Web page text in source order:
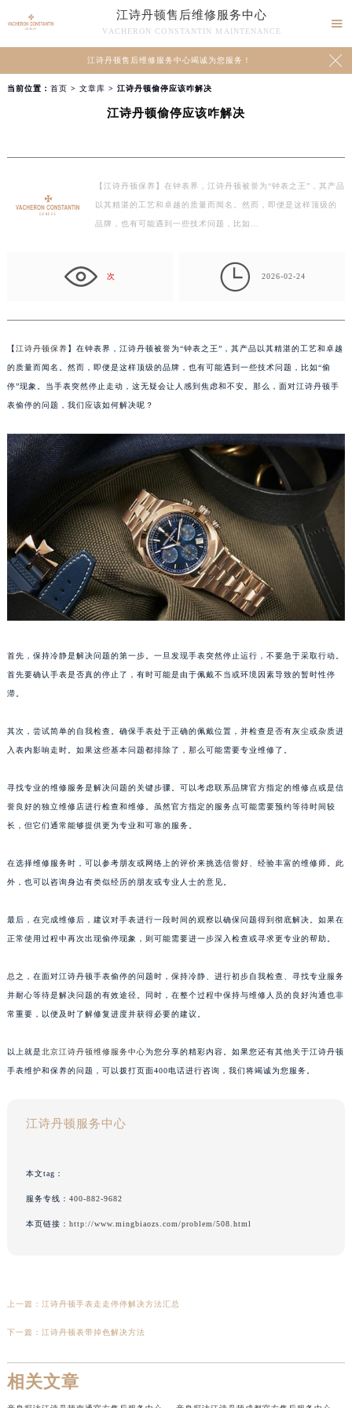
江诗丹顿售后维修服务中心
VACHERON CONSTANTIN MAINTENANCE

江诗丹顿售后维修服务中心竭诚为您服务！ 
当前位置： 首页 > 文章库 > 江诗丹顿偷停应该咋解决
江诗丹顿偷停应该咋解决
【江诗丹顿保养】在钟表界，江诗丹顿被誉为“钟表之王”，其产品
以其精湛的工艺和卓越的质量而闻名。然而，即便是这样顶级的
品牌，也有可能遇到一些技术问题，比如…
次  2026-02-24
【江诗丹顿保养】在钟表界，江诗丹顿被誉为“钟表之王”，其产品以其精湛的工艺和卓越
的质量而闻名。然而，即便是这样顶级的品牌，也有可能遇到一些技术问题，比如“偷
停”现象。当手表突然停止走动，这无疑会让人感到焦虑和不安。那么，面对江诗丹顿手
表偷停的问题，我们应该如何解决呢？
首先，保持冷静是解决问题的第一步。一旦发现手表突然停止运行，不要急于采取行动。
首先要确认手表是否真的停止了，有时可能是由于佩戴不当或环境因素导致的暂时性停
滞。
其次，尝试简单的自我检查。确保手表处于正确的佩戴位置，并检查是否有灰尘或杂质进
入表内影响走时。如果这些基本问题都排除了，那么可能需要专业维修了。
寻找专业的维修服务是解决问题的关键步骤。可以考虑联系品牌官方指定的维修点或是信
誉良好的独立维修店进行检查和维修。虽然官方指定的服务点可能需要预约等待时间较
长，但它们通常能够提供更为专业和可靠的服务。
在选择维修服务时，可以参考朋友或网络上的评价来挑选信誉好、经验丰富的维修师。此
外，也可以咨询身边有类似经历的朋友或专业人士的意见。
最后，在完成维修后，建议对手表进行一段时间的观察以确保问题得到彻底解决。如果在
正常使用过程中再次出现偷停现象，则可能需要进一步深入检查或寻求更专业的帮助。
总之，在面对江诗丹顿手表偷停的问题时，保持冷静、进行初步自我检查、寻找专业服务
并耐心等待是解决问题的有效途径。同时，在整个过程中保持与维修人员的良好沟通也非
常重要，以便及时了解修复进度并获得必要的建议。
以上就是北京江诗丹顿维修服务中心为您分享的精彩内容。如果您还有其他关于江诗丹顿
手表维护和保养的问题，可以拨打页面400电话进行咨询，我们将竭诚为您服务。
江诗丹顿服务中心
本文tag：
服务专线： 400-882-9682
本页链接： http://www.mingbiaozs.com/problem/508.html
上一篇： 江诗丹顿手表走走停停解决方法汇总
下一篇： 江诗丹顿表带掉色解决方法
相关文章